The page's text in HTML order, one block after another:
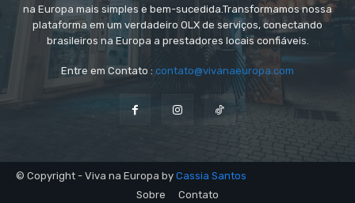
na Europa mais simples e bem-sucedida.Transformamos nossa
plataforma em um verdadeiro OLX de serviços, conectando
brasileiros na Europa a prestadores locais confiáveis.
Entre em Contato : contato@vivanaeuropa.com
© Copyright - Viva na Europa by Cassia Santos
Sobre
Contato